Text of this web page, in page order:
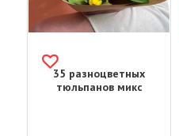
35 разноцветных
тюльпанов микс